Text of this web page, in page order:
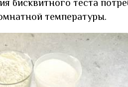
бисквитного теста
температуры.